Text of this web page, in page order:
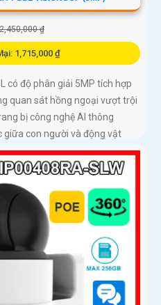
₫
1,715,000 ₫
có độ phân giải 5MP tích hợp
quan sát hồng ngoại vượt trội
bị công nghệ AI thông
giữa con người và động vật